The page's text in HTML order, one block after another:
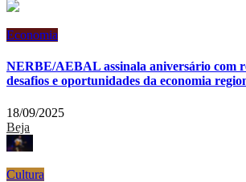
Economia
NERBE/AEBAL assinala aniversário com
desafios e oportunidades da economia
18/09/2025
Beja
Cultura